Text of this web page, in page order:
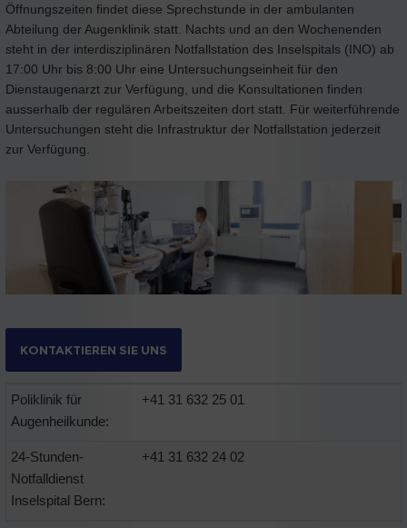
Öffnungszeiten findet diese Sprechstunde in der ambulanten
Abteilung der Augenklinik statt. Nachts und an den Wochenenden
steht in der interdisziplinären Notfallstation des Inselspitals (INO) ab
17:00 Uhr bis 8:00 Uhr eine Untersuchungseinheit für den
Dienstaugenarzt zur Verfügung, und die Konsultationen finden
ausserhalb der regulären Arbeitszeiten dort statt. Für weiterführende
Untersuchungen steht die Infrastruktur der Notfallstation jederzeit
zur Verfügung.
KONTAKTIEREN SIE UNS
Poliklinik für
Augenheilkunde:
+41 31 632 25 01
24-Stunden-
Notfalldienst
Inselspital Bern:
+41 31 632 24 02